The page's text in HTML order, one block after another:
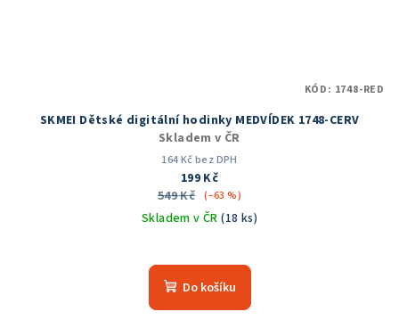
SKMEI Dětské digitální hodinky MEDVÍDEK 1748-CERV
Skladem v ČR
164 Kč bez DPH
199 Kč
549 Kč (–63 %)
Skladem v ČR(18 ks)
hodnocení
produktu
Do košíku
KÓD: 1748-RED